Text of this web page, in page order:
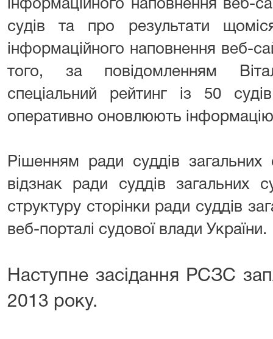
інформаційного наповнення веб-
судів та про результати
інформаційного наповнення веб-
того, за повідомленням
спеціальний рейтинг із 50
оперативно оновлюють
Рішенням ради суддів загальних
відзнак ради суддів загальних
структуру сторінки ради суддів
веб-порталі судової влади України.
Наступне засідання РСЗС
2013 року.